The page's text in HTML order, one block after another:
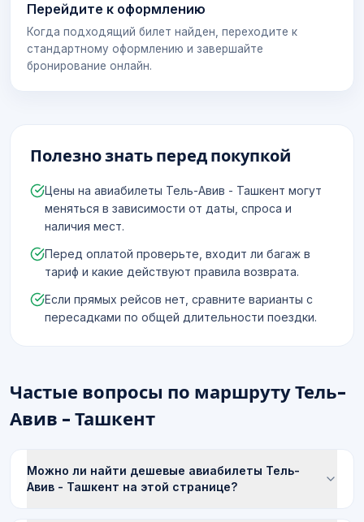
Перейдите к оформлению
Когда подходящий билет найден, переходите к
стандартному оформлению и завершайте
бронирование онлайн.
Полезно знать перед покупкой
Цены на авиабилеты Тель-Авив - Ташкент могут
меняться в зависимости от даты, спроса и
наличия мест.
Перед оплатой проверьте, входит ли багаж в
тариф и какие действуют правила возврата.
Если прямых рейсов нет, сравните варианты с
пересадками по общей длительности поездки.
Частые вопросы по маршруту Тель-
Авив - Ташкент
Можно ли найти дешевые авиабилеты Тель-
Авив - Ташкент на этой странице?